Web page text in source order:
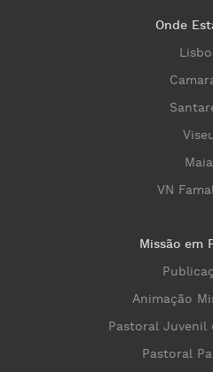
Onde
Maia
VN
Missão em
Animação
Pastoral Juvenil
Pastoral